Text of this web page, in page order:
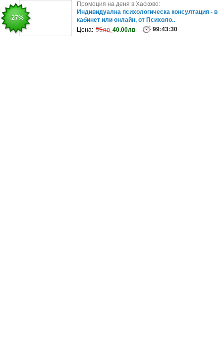
-15%
Промоция на деня в София:
Летен релакс в Банско: 2 или 3 нощувки със
закуски и възможност за вечери,..
Цена: 170.94лв 144.73лв 99:43
-27%
Промоция на деня в Хасково:
Индивидуална психологическа консултация - в
кабинет или онлайн, от Психоло..
Цена: 55лв 40.00лв 99:43:30